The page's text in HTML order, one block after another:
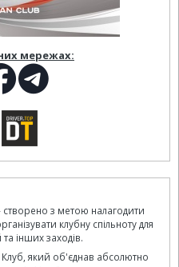
мережах:
з метою налагодити
клубну спільноту для
інших заходів.
який об'єднав абсолютно